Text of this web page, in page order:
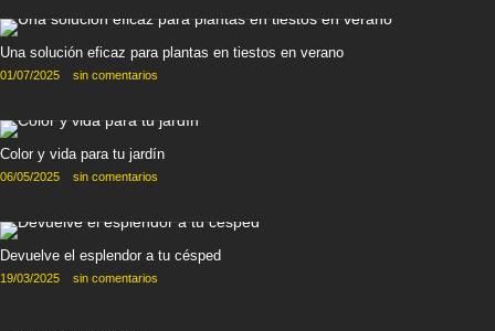
Una solución eficaz para plantas en tiestos en verano
01/07/2025 sin comentarios
Color y vida para tu jardín
06/05/2025 sin comentarios
Devuelve el esplendor a tu césped
19/03/2025 sin comentarios